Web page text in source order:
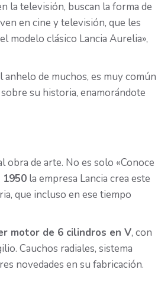
la televisión, buscan la forma de
en cine y televisión, que les
modelo clásico Lancia Aurelia»,
de muchos, es muy común
su historia, enamorándote
obra de arte. No es solo «Conoce
la empresa Lancia crea este
que incluso en ese tiempo
motor de 6 cilindros en V, con
Cauchos radiales, sistema
novedades en su fabricación.